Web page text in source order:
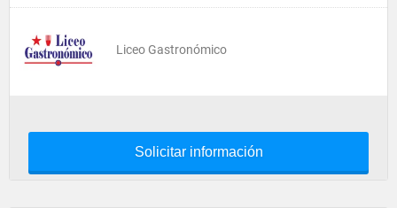
Liceo Gastronómico
Solicitar información